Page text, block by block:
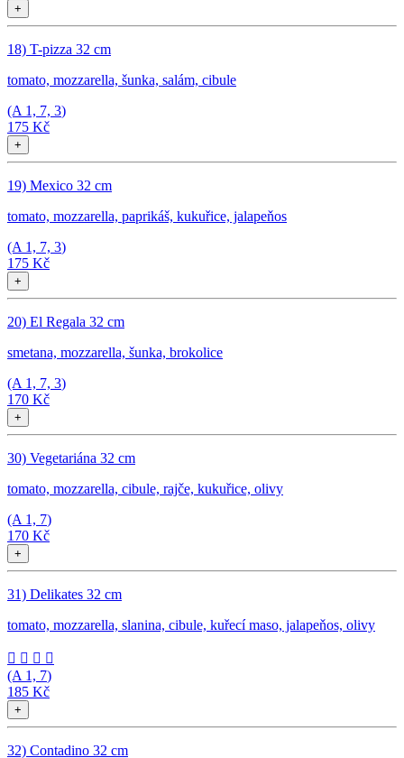
+
18) T-pizza 32 cm
tomato, mozzarella, šunka, salám, cibule
(A 1, 7, 3)
175 Kč
+
19) Mexico 32 cm
tomato, mozzarella, paprikáš, kukuřice, jalapeňos
(A 1, 7, 3)
175 Kč
+
20) El Regala 32 cm
smetana, mozzarella, šunka, brokolice
(A 1, 7, 3)
170 Kč
+
30) Vegetariána 32 cm
tomato, mozzarella, cibule, rajče, kukuřice, olivy
(A 1, 7)
170 Kč
+
31) Delikates 32 cm
tomato, mozzarella, slanina, cibule, kuřecí maso, jalapeňos, olivy
   
(A 1, 7)
185 Kč
+
32) Contadino 32 cm